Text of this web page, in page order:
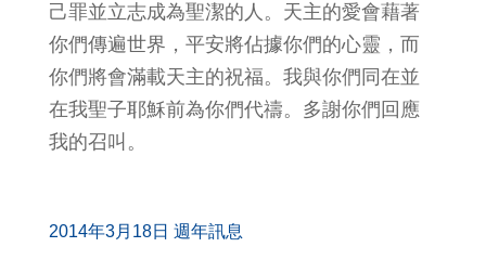
己罪並立志成為聖潔的人。天主的愛會藉著
你們傳遍世界，平安將佔據你們的心靈，而
你們將會滿載天主的祝福。我與你們同在並
在我聖子耶穌前為你們代禱。多謝你們回應
我的召叫。
2014年3月18日 週年訊息